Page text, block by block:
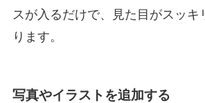
スが入るだけで、見た目がスッキ
ります。
写真やイラストを追加する